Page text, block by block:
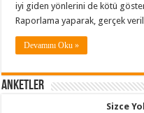
iyi giden yönlerini de kötü
Raporlama yaparak, gerçek
Devamını Oku »
Anketler
Sizce